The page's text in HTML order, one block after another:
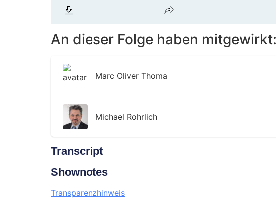
An dieser Folge haben mitgewirkt:
Marc Oliver Thoma
Michael Rohrlich
Transcript
Shownotes
Transparenzhinweis